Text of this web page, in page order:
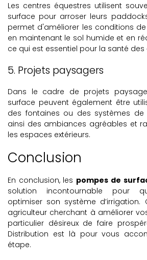
Les centres équestres utilisent
surface pour arroser leurs
permet d'améliorer les conditions
en maintenant le sol humide et en
ce qui est essentiel pour la santé des
5. Projets paysagers
Dans le cadre de projets
surface peuvent également être
des fontaines ou des systèmes de
ainsi des ambiances agréables et
les espaces extérieurs.
Conclusion
En conclusion, les pompes de
solution incontournable pour
optimiser son système d’irrigation.
agriculteur cherchant à améliorer
particulier désireux de faire
Distribution est là pour vous
étape.